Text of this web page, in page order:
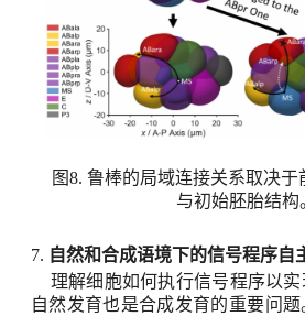
图8. 鲁棒的局域连接关系取决于
与初始胚胎结构
7. 自然和合成语境下的信号程序自
理解细胞如何执行信号程序以
自然发育也是合成发育的重要问